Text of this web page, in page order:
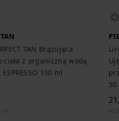
TAN Brązująca
ciała z organiczną wodą
150 ml
50